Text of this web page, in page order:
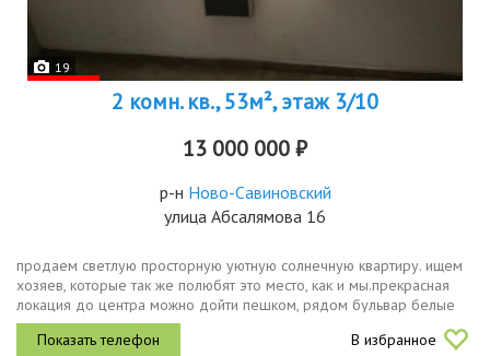
19
2 комн. кв., 53м², этаж 3/10
13 000 000 ₽
р-н Ново-Савиновский
улица Абсалямова 16
продаем светлую просторную уютную солнечную квартиру. ищем
хозяев, которые так же полюбят это место, как и мы.прекрасная
локация до центра можно дойти пешком, рядом бульвар белые
цветы, сквер стамбул, чаша и набережная, тц, парк победы,
современные...
В избранное